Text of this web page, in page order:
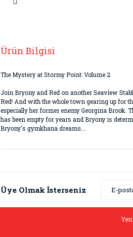
Ürün Bilgisi
The Mystery at Stormy Point: Volume 2
Join Bryony and Red on another Seaview
Red! And with the whole town gearing up for
especially her former enemy Georgina Brook.
has been empty for years and Bryony is
Bryony's gymkhana dreams...
Ürün resmi kalitesiz, bozuk veya
Üye Olmak İsterseniz